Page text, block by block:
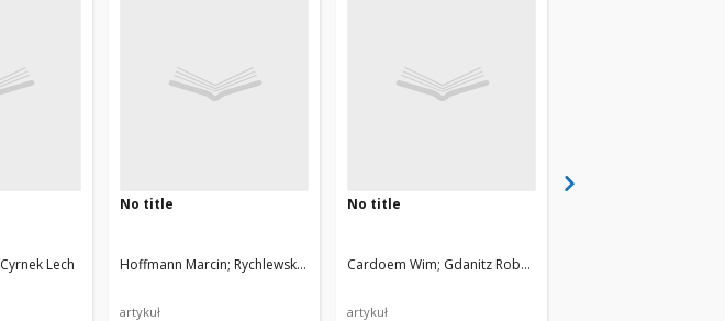
Cyrnek Lech
No title
Hoffmann Marcin Rychlewska Urszula, Rychlewski Jacek
artykuł
No title
Cardoem Wim Gdanitz Robert J.
artykuł